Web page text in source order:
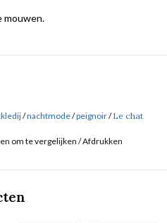
mouwen.
/nachtmode/peignoir/Le chat
om te vergelijken /Afdrukken